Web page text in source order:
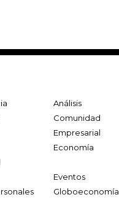
Análisis
Comunidad
Empresarial
Economía
Eventos
Globoeconomía